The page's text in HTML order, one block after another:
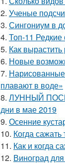
2. Ученые
3. Сингониум в
4. Топ-11 Редкие
5. Как
6. Новые
7.
плавают в воде»
8. ЛУННЫЙ
дни в мае 2019
9. Осенние
10. Когда
11. Как и когда
12. Виноград